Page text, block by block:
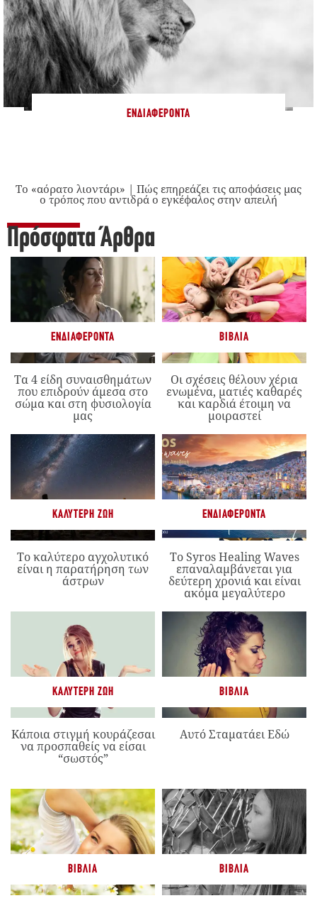
ΕΝΔΙΑΦΈΡΟΝΤΑ
Το «αόρατο λιοντάρι» | Πώς επηρεάζει τις αποφάσεις μας
ο τρόπος που αντιδρά ο εγκέφαλος στην απειλή
Πρόσφατα Άρθρα
ΕΝΔΙΑΦΈΡΟΝΤΑ
Τα 4 είδη συναισθημάτων
που επιδρούν άμεσα στο
σώμα και στη φυσιολογία
μας
ΒΙΒΛΊΑ
Οι σχέσεις θέλουν χέρια
ενωμένα, ματιές καθαρές
και καρδιά έτοιμη να
μοιραστεί
ΚΑΛΎΤΕΡΗ ΖΩΉ
Το καλύτερο αγχολυτικό
είναι η παρατήρηση των
άστρων
ΕΝΔΙΑΦΈΡΟΝΤΑ
Το Syros Healing Waves
επαναλαμβάνεται για
δεύτερη χρονιά και είναι
ακόμα μεγαλύτερο
ΚΑΛΎΤΕΡΗ ΖΩΉ
Κάποια στιγμή κουράζεσαι
να προσπαθείς να είσαι
“σωστός”
ΒΙΒΛΊΑ
Αυτό Σταματάει Εδώ
ΒΙΒΛΊΑ ΒΙΒΛΊΑ